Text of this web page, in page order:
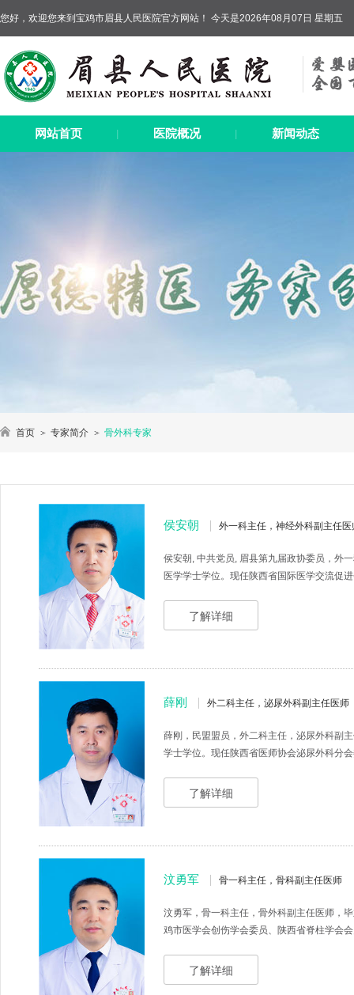
您好，欢迎您来到宝鸡市眉县人民医院官方网站！ 今天是2026年08月07日 星期五
网站首页 医院概况 新闻动态
首页 专家简介 骨外科专家
侯安朝 外一科主任，神经外科副主任医
侯安朝, 中共党员, 眉县第九届政协委员，外
医学学士学位。现任陕西省国际医学交流促
了解详细
​薛刚 外二科主任，泌尿外科副主任医师
薛刚，民盟盟员，外二科主任，泌尿外科副
学士学位。现任陕西省医师协会泌尿外科分
了解详细
汶勇军 骨一科主任，骨科副主任医师
汶勇军，骨一科主任，骨外科副主任医师，
鸡市医学会创伤学会委员、陕西省脊柱学会
了解详细